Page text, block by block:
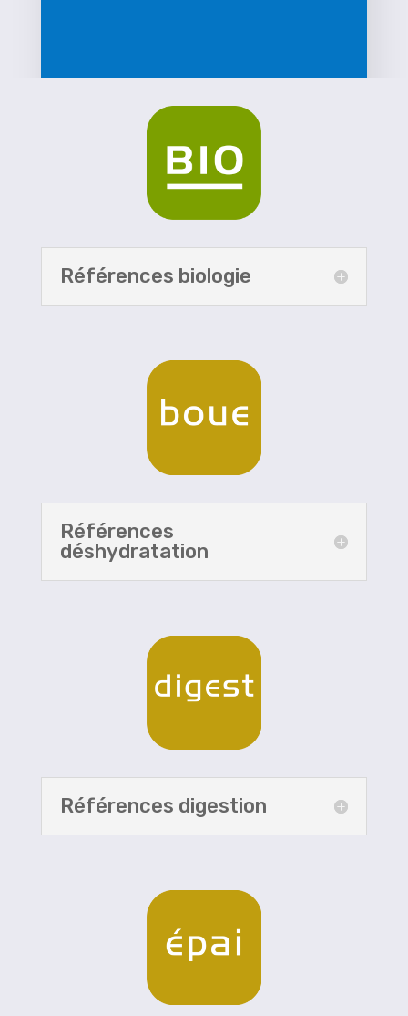
Références biologie
Références
déshydratation
Références digestion